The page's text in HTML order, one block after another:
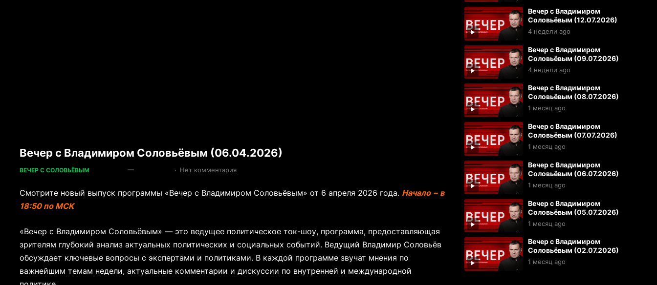
Вечер с Владимиром Соловьёвым (06.04.2026)
ВЕЧЕР С СОЛОВЬЁВЫМ — · Нет комментария
Смотрите новый выпуск программы «Вечер с Владимиром Соловьёвым» от 6 апреля 2026 года. Начало ~ в
18:50 по МСК
«Вечер с Владимиром Соловьёвым» — это ведущее политическое ток-шоу, программа, предоставляющая
зрителям глубокий анализ актуальных политических и социальных событий. Ведущий Владимир Соловьёв
обсуждает ключевые вопросы с экспертами и политиками. В каждой программе звучат мнения по
важнейшим темам недели, актуальные комментарии и дискуссии по внутренней и международной
Вечер с Владимиром
Соловьёвым (12.07.2026)
4 недели ago
Вечер с Владимиром
Соловьёвым (09.07.2026)
4 недели ago
Вечер с Владимиром
Соловьёвым (08.07.2026)
1 месяц ago
Вечер с Владимиром
Соловьёвым (07.07.2026)
1 месяц ago
Вечер с Владимиром
Соловьёвым (06.07.2026)
1 месяц ago
Вечер с Владимиром
Соловьёвым (05.07.2026)
1 месяц ago
Вечер с Владимиром
Соловьёвым (02.07.2026)
1 месяц ago